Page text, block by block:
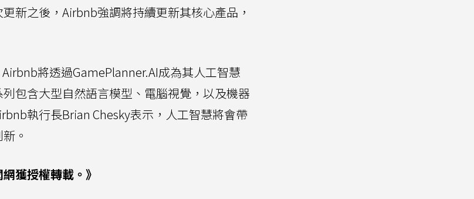
新之後，Airbnb強調將持續更新其核心產品，
將透過GamePlanner.AI成為其人工智慧
包含大型自然語言模型、電腦視覺，以及機器
執行長Brian Chesky表示，人工智慧將會帶
。
獲授權轉載。》